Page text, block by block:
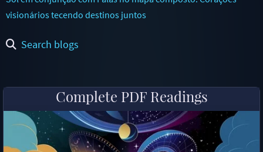
visionários tecendo destinos juntos
Search blogs
Complete PDF Readings